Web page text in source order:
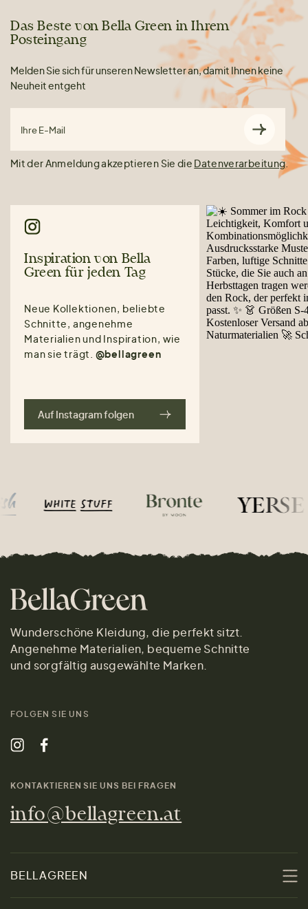
Das Beste von Bella Green in Ihrem
Posteingang
Melden Sie sich für unseren Newsletter an, damit Ihnen keine
Neuheit entgeht
Ihre E-Mail
Mit der Anmeldung akzeptieren Sie die Datenverarbeitung.
Inspiration von Bella
Green für jeden Tag
Neue Kollektionen, beliebte
Schnitte, angenehme
Materialien und Inspiration, wie
man sie trägt. @bellagreen
Auf Instagram folgen
Wunderschöne Kleidung, die perfekt sitzt.
Angenehme Materialien, bequeme Schnitte
und sorgfältig ausgewählte Marken.
FOLGEN SIE UNS
KONTAKTIEREN SIE UNS BEI FRAGEN
info@bellagreen.at
BELLAGREEN